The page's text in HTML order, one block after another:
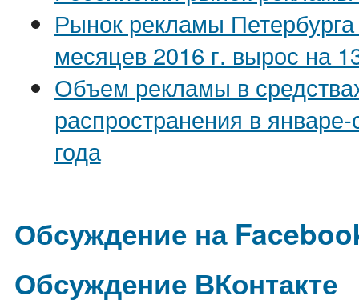
Рынок рекламы
месяцев 2016 г. вырос на
Объем рекламы в
распространения в
года
Обсуждение на
Обсуждение ВКонтакте